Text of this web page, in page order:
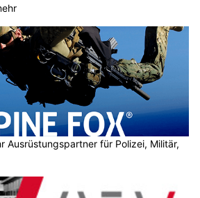
Ausrüstungspartner für Polizei, Militär,